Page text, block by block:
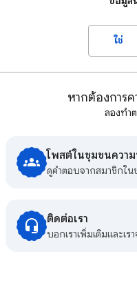
ใช่
หากต้องการ
ลองทำ
โพสต์ในชุมชนควา
ดูคําตอบจากสมาชิกใ
ติดต่อเรา
บอกเราเพิ่มเติมและเ